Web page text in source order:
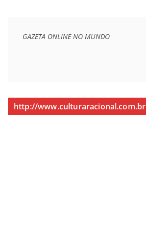
GAZETA ONLINE NO MUNDO
http://www.culturaracional.com.br